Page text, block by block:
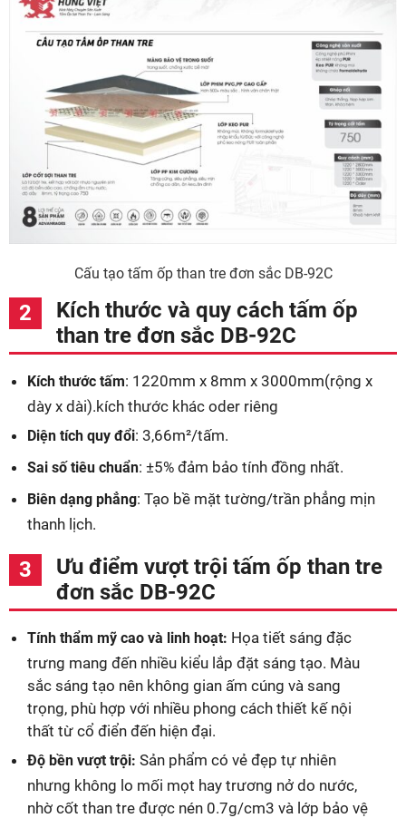
Cấu tạo tấm ốp than tre đơn sắc DB-92C
Kích thước và quy cách tấm ốp
than tre đơn sắc DB-92C
Kích thước tấm: 1220mm x 8mm x 3000mm(rộng x
dày x dài).kích thước khác oder riêng
Diện tích quy đổi: 3,66m²/tấm.
Sai số tiêu chuẩn: ±5% đảm bảo tính đồng nhất.
Biên dạng phẳng: Tạo bề mặt tường/trần phẳng mịn
thanh lịch.
Ưu điểm vượt trội tấm ốp than tre
đơn sắc DB-92C
Tính thẩm mỹ cao và linh hoạt: Họa tiết sáng đặc
trưng mang đến nhiều kiểu lắp đặt sáng tạo. Màu
sắc sáng tạo nên không gian ấm cúng và sang
trọng, phù hợp với nhiều phong cách thiết kế nội
thất từ cổ điển đến hiện đại.
Độ bền vượt trội: Sản phẩm có vẻ đẹp tự nhiên
nhưng không lo mối mọt hay trương nở do nước,
nhờ cốt than tre được nén 0.7g/cm3 và lớp bảo vệ